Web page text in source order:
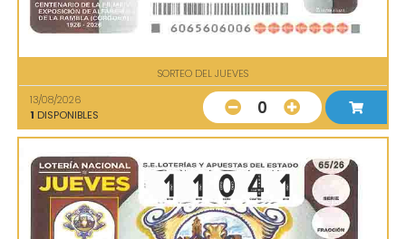
SORTEO DEL JUEVES
13/08/2026
1 DISPONIBLES 0